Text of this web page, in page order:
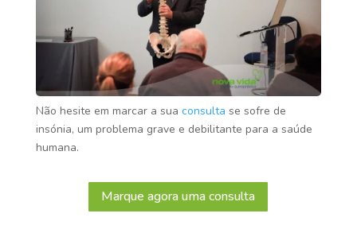
Não hesite em marcar a sua consulta se sofre de
insónia, um problema grave e debilitante para a saúde
humana.
Marque agora uma consulta